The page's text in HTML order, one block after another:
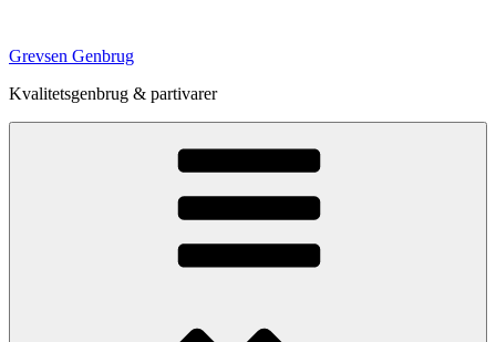
indhold
Grevsen Genbrug
Kvalitetsgenbrug & partivarer